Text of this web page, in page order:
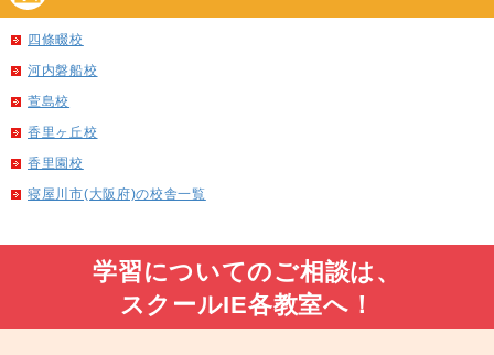
四條畷校
河内磐船校
萱島校
香里ヶ丘校
香里園校
寝屋川市(大阪府)の校舎一覧
学習についてのご相談は、
スクールIE各教室へ！